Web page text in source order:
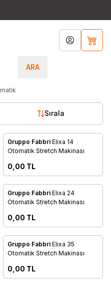
ARA
Hesabım
Sırala
Favorilere Ekle
Gruppo Fabbri Elixa 14
Otomatik Stretch Makinası
0,00 TL
Favorilere Ekle
Gruppo Fabbri Elixa 24
Otomatik Stretch Makinası
0,00 TL
Favorilere Ekle
Gruppo Fabbri Elixa 35
Otomatik Stretch Makinası
0,00 TL